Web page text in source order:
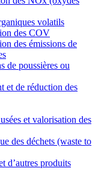
volatils
des COV
des émissions de
de poussières ou
et de réduction des
et valorisation des
des déchets (waste to
d’autres produits